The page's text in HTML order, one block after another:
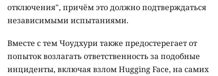
отключения", причём это должно подтверждаться
независимыми испытаниями.
Вместе с тем Чоудхури также предостерегает от
попыток возлагать ответственность за подобные
инциденты, включая взлом Hugging Face, на самих